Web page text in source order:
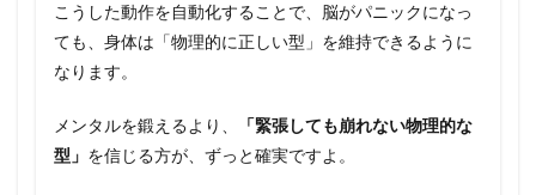
こうした動作を自動化することで、脳がパニックになっ
ても、身体は「物理的に正しい型」を維持できるように
なります。
メンタルを鍛えるより、
「緊張しても崩れない物理的な
型」 を信じる方が、ずっと確実ですよ。